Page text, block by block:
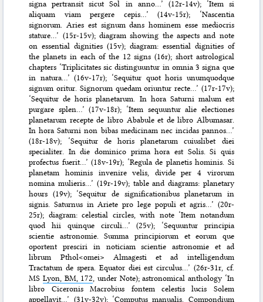
signa pertransit sicut Sol in anno…’ (12r-14v); ‘Item si
aliquam viam pergere cepis…’ (14v-15r); ‘Nascentia
signorum. Aries est signum dans hominem esse mediocris
stature…’ (15r-15v); diagram showing the aspects and note
on essential dignities (15v); diagram: essential dignities of
the planets in each of the 12 signs (16r); short astrological
chapters ‘Triplicitates sic distinguuntur in omnia 3 signa que
in natura…’ (16v-17r); ‘Sequitur quot horis unumquodque
signum oritur. Signorum quedam oriuntur recte…’ (17r-17v);
‘Sequitur de horis planetarum. In hora Saturni malum est
purgare splen…’ (17v-18r); ‘Item sequuntur alie electiones
planetarum recepte de libro Ababule et de libro Albumasar.
In hora Saturni non bibas medicinam nec incidas pannos…’
(18r-18v); ‘Sequitur de horis planetarum cuiuslibet diei
specialiter. In die dominico prima hora est Solis. Si quis
profectus fuerit…’ (18v-19r); ‘Regula de planetis hominis. Si
planetam hominis invenire velis, divide per 4 virorum
nomina mulieris…’ (19r-19v); table and diagrams: planetary
hours (19v); ‘Sequitur de significationibus planetarum in
signis. Saturnus in Ariete pro lege populi et agris…’ (20r-
25r); diagram: celestial circles, with note ‘Item notandum
quod hii quinque circuli…’ (25v); ‘Sequuntur principia
scientie astronomie. Summa principiorum et eorum que
oportent presciri in noticiam scientie astronomie et ad
librum Pthol<omei> Almagesti et ad intelligendum
Tractatum de spera. Equator diei est circulus…’ (26r-31r, cf.
MS Lyon, BM, 172 , under Note); astronomical anthology ‘In
libro Ciceronis Macrobius fontem celestis lucis Solem
appellavit…’ (31v-32v); ‘Computus manualis. Compondium